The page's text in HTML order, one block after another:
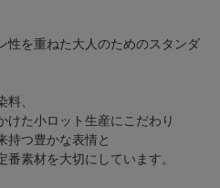
性を重ねた大人のためのスタンダ
、
けた小ロット生産にこだわり
持つ豊かな表情と
素材を大切にしています。